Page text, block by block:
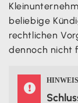
beliebige
rechtlichen
dennoch nicht
 HINWEIS